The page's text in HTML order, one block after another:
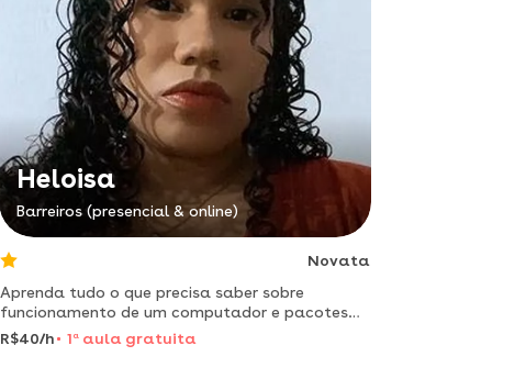
Heloisa
Barreiros (presencial & online)
Novata
Aprenda tudo o que precisa saber sobre
funcionamento de um computador e pacotes
office (word, powerpoint e outros)
R$40/h 1 aaula gratuita